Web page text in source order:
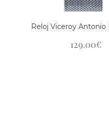
Reloj Viceroy Antonio
129,00€